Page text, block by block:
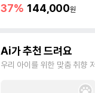
S/M
37% 144,000원
Ai가 추천 드려요
우리 아이를 위한 맞춤 취향